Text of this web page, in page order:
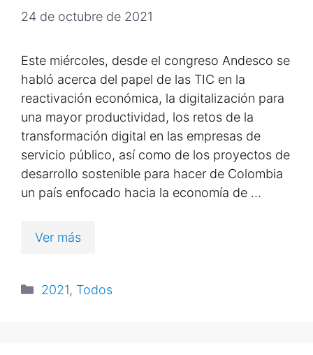
24 de octubre de 2021
Este miércoles, desde el congreso Andesco se
habló acerca del papel de las TIC en la
reactivación económica, la digitalización para
una mayor productividad, los retos de la
transformación digital en las empresas de
servicio público, así como de los proyectos de
desarrollo sostenible para hacer de Colombia
un país enfocado hacia la economía de …
Ver más
2021, Todos